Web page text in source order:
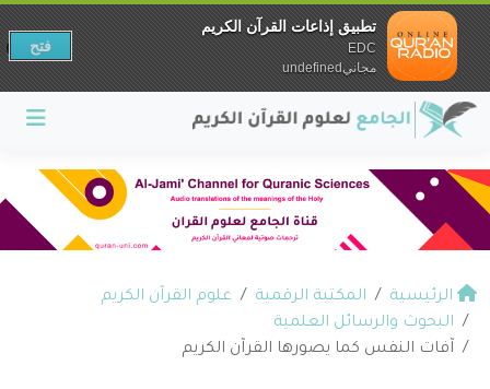
الرئيسية المكتبة الرقمية
علوم القرآن الكريم
البحوث والرسائل العلمية
آفات النفس كما يصورها القرآن الكريم
تطبيق إذاعات القرآن الكريم
EDC
مجانيundefined
فتح